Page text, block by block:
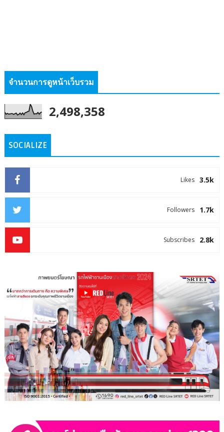
จำนวนการดูหน้าเว็บรวม
2,498,358
SOCIALIZE
3.5k
Likes
1.7k
Followers
2.8k
Subscribes